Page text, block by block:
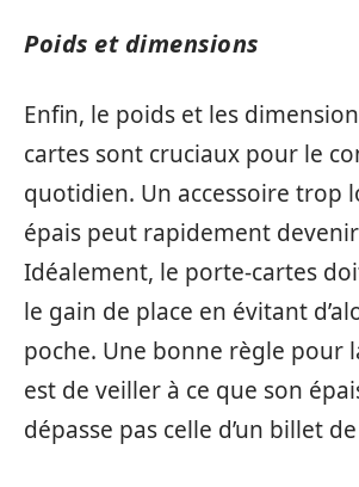
Poids et dimensions
Enfin, le poids et les
cartes sont cruciaux pour le
quotidien. Un accessoire trop
épais peut rapidement
Idéalement, le porte-cartes
le gain de place en évitant
poche. Une bonne règle pour
est de veiller à ce que son
dépasse pas celle d’un billet